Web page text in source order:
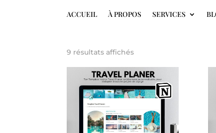
ACCUEIL À PROPOS SERVICES
9 résultats affichés